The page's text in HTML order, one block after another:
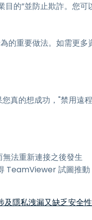
的”並防止欺詐。您可
的重要做法。如需更多
真的想成功，"禁用遠程
無法重新連接之後發生
TeamViewer 試圖推動
及隱私洩漏又缺乏安全性